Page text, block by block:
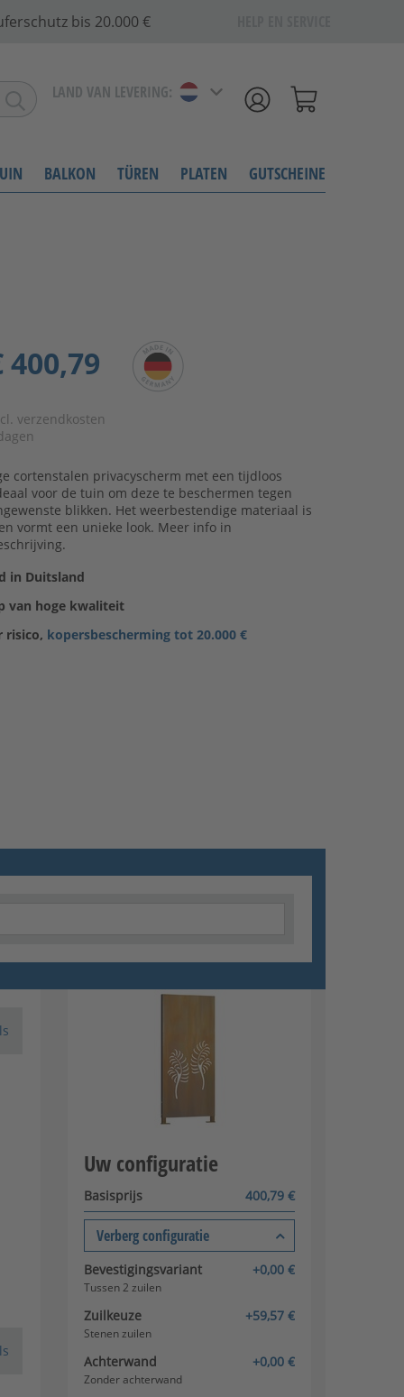
bis 20.000 €
LAND VAN LEVERING:
BALKON TÜREN PLATEN GUTSCHEINE
verzendkosten
cortenstalen privacyscherm met een tijdloos
voor de tuin om deze te beschermen tegen
blikken. Het weerbestendige materiaal is
vormt een unieke look. Meer info in
in Duitsland
van hoge kwaliteit
risico, kopersbescherming tot 20.000 €
Uw configuratie
Basisprijs 400,79 €
Verberg configuratie
Bevestigingsvariant +0,00 €
Tussen 2 zuilen
Zuilkeuze +59,57 €
Stenen zuilen
Achterwand +0,00 €
Zonder achterwand